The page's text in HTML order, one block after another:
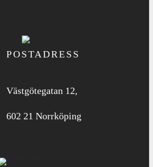
POSTADRESS
Västgötegatan 12,
602 21 Norrköping